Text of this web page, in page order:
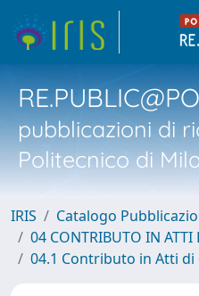
pubblicazioni di
Politecnico di
IRIS
Catalogo
04 CONTRIBUTO IN ATTI
04.1 Contributo in Atti di